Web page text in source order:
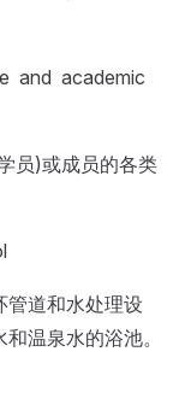
and academic
员)或成员的各类
管道和水处理设
温泉水的浴池。